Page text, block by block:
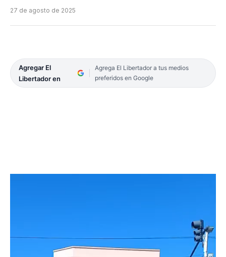
27 de agosto de 2025
Agregar El
Libertador en
Agrega El Libertador a tus medios
preferidos en Google